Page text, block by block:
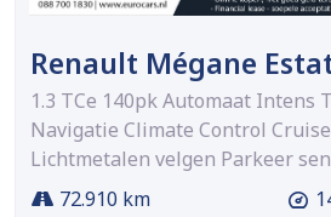
Renault Mégane
1.3 TCe 140pk Automaat Intens
Navigatie Climate Control
Lichtmetalen velgen Parkeer
72.910 km